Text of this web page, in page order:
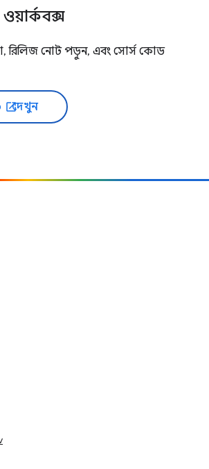
রিলিজ নোট পড়ুন, এবং সোর্স কোড
open_in_new
দেখুন